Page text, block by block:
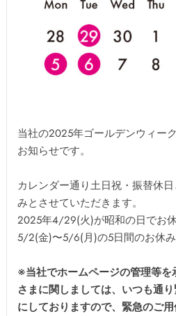
当社の2025年ゴールデンウィー
お知らせです。
カレンダー通り土日祝・振替休
みとさせていただきます。
2025年4/29(火)が昭和の日でお休
5/2(金)〜5/6(月)の5日間のお休み
※当社でホームページの管理等を
さまに関しましては、いつも通
にしておりますので、緊急のご